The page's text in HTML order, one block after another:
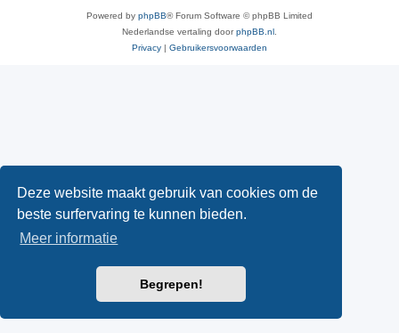
Deze website maakt gebruik van cookies om de
beste surfervaring te kunnen bieden.
Meer informatie
Begrepen!
Powered by phpBB® Forum Software © phpBB Limited
Nederlandse vertaling doorphpBB.nl
Privacy | Gebruikersvoorwaarden